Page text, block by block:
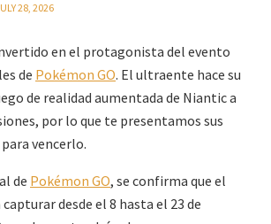
28, 2026
en el protagonista del evento
de Pokémon GO. El ultraente hace su
de realidad aumentada de Niantic a
por lo que te presentamos sus
para vencerlo.
de Pokémon GO, se confirma que el
desde el 8 hasta el 23 de